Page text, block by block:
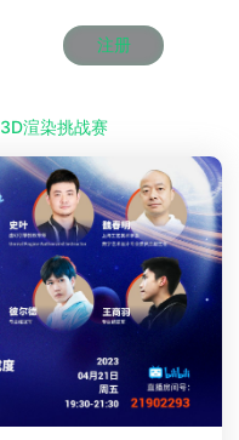
注册
3D渲染挑战赛